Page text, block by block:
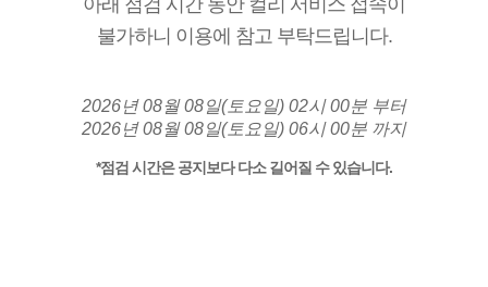
아래 점검 시간 동안 컬리 서비스 접속이
불가하니 이용에 참고 부탁드립니다.
2026년 08월 08일(토요일) 02시 00분 부터
2026년 08월 08일(토요일) 06시 00분 까지
*점검 시간은 공지보다 다소 길어질 수 있습니다.